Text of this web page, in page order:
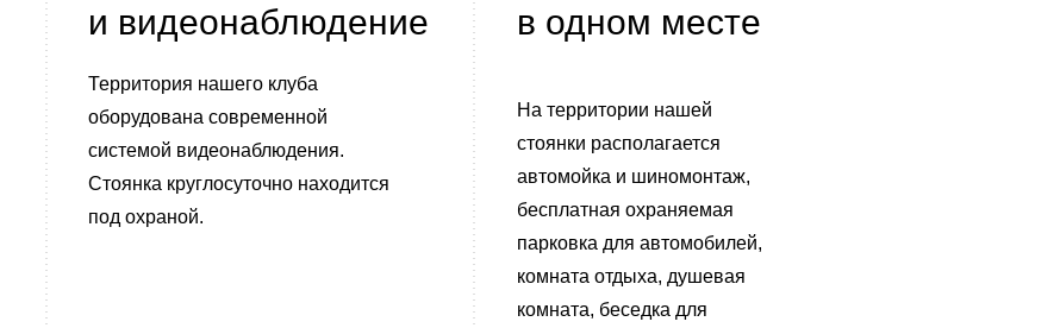
и видеонаблюдение
Территория нашего клуба
оборудована современной
системой видеонаблюдения.
Стоянка круглосуточно находится
под охраной.
в одном месте
На территории нашей
стоянки располагается
автомойка и шиномонтаж,
бесплатная охраняемая
парковка для автомобилей,
комната отдыха, душевая
комната, беседка для